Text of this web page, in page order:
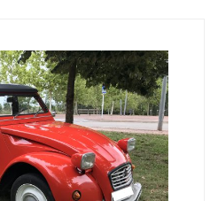
a la prensa mundial en la
de 1972, era un nuevo
los llamados polivalentes,
urbana con unas
en carretera u autopista, sin
y comportamiento si los
medias [...]